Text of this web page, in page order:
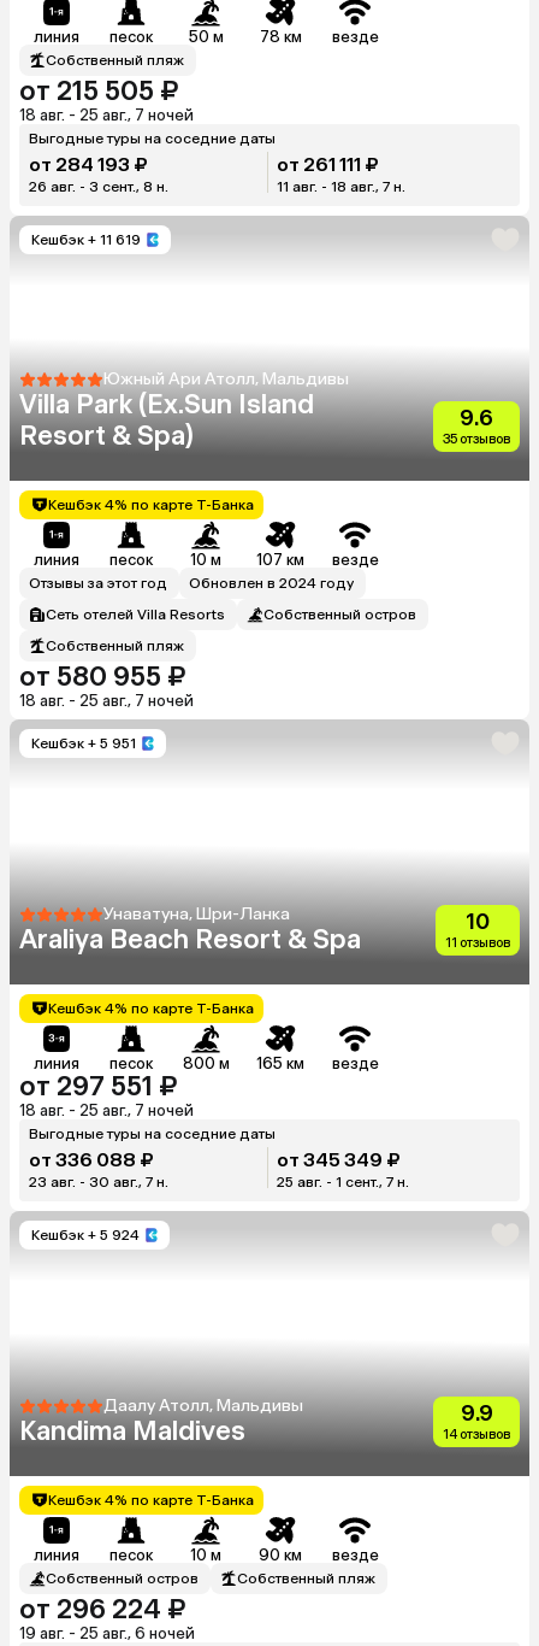
линия песок 50 м 78 км везде
Собственный пляж
от 215 505 ₽
18 авг. - 25 авг., 7 ночей
Выгодные туры на соседние даты
от 284 193 ₽
26 авг. - 3 сент., 8 н.
от 261 111 ₽
11 авг. - 18 авг., 7 н.
Кешбэк + 11 619
Южный Ари Атолл, Мальдивы
Villa Park (Ex.Sun Island
Resort & Spa)
9.6
35 отзывов
Кешбэк 4% по карте Т-Банка
линия песок 10 м 107 км везде
Отзывы за этот год
Обновлен в 2024 году
Сеть отелей Villa Resorts
Собственный остров
Собственный пляж
от 580 955 ₽
18 авг. - 25 авг., 7 ночей
Кешбэк + 5 951
Унаватуна, Шри-Ланка
Araliya Beach Resort & Spa
10
11 отзывов
Кешбэк 4% по карте Т-Банка
линия песок 800 м 165 км везде
от 297 551 ₽
18 авг. - 25 авг., 7 ночей
Выгодные туры на соседние даты
от 336 088 ₽
23 авг. - 30 авг., 7 н.
от 345 349 ₽
25 авг. - 1 сент., 7 н.
Кешбэк + 5 924
Даалу Атолл, Мальдивы
Kandima Maldives
9.9
14 отзывов
Кешбэк 4% по карте Т-Банка
линия песок 10 м 90 км везде
Собственный остров Собственный пляж
от 296 224 ₽
19 авг. - 25 авг., 6 ночей